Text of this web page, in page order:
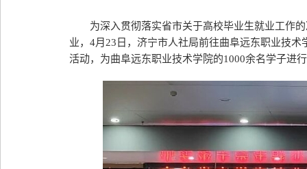
为深入贯彻落实省市关于高校毕业生就业工作
业，4月23日，济宁市人社局前往曲阜远东职业技术
活动，为曲阜远东职业技术学院的1000余名学子进